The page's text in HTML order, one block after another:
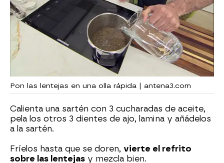
Pon las lentejas en una olla rápida | antena3.com
Calienta una sartén con 3 cucharadas de aceite,
pela los otros 3 dientes de ajo, lamina y añádelos
a la sartén.
Fríelos hasta que se doren, vierte el refrito
sobre las lentejas y mezcla bien.